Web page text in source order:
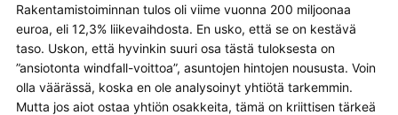
Rakentamistoiminnan tulos oli viime vuonna 200 miljoonaa
euroa, eli 12,3% liikevaihdosta. En usko, että se on kestävä
taso. Uskon, että hyvinkin suuri osa tästä tuloksesta on
”ansiotonta windfall-voittoa”, asuntojen hintojen noususta. Voin
olla väärässä, koska en ole analysoinyt yhtiötä tarkemmin.
Mutta jos aiot ostaa yhtiön osakkeita, tämä on kriittisen tärkeä